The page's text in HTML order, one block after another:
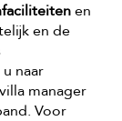
en
en de
naar
manager
Voor